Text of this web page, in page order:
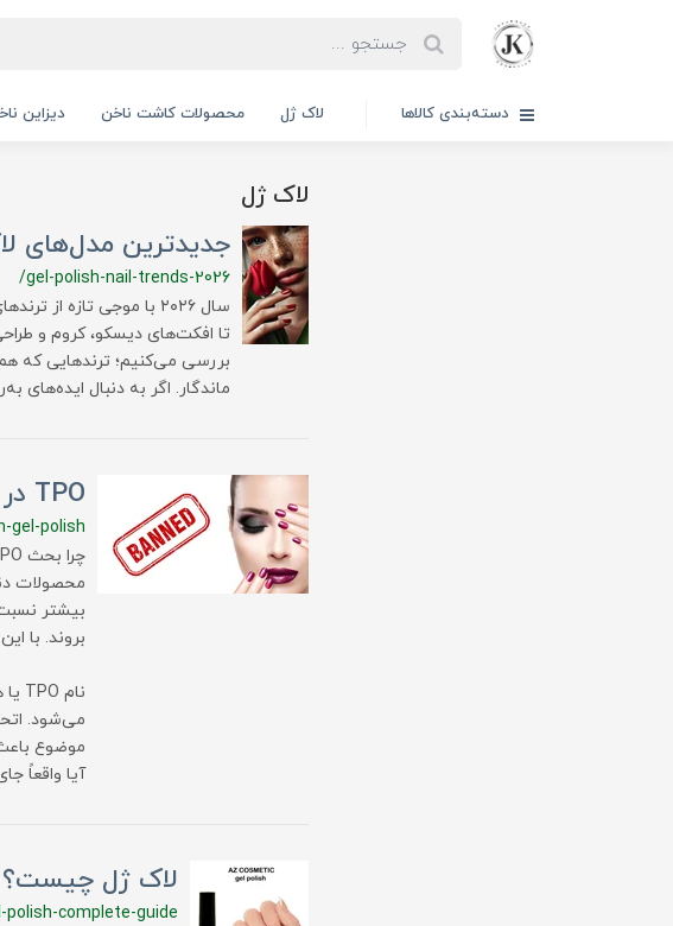
دسته‌بندی کالاها لاک ژل محصولات کاشت ناخن دیزاین
لاک ژل
جدیدترین مدل‌های لاک ژل ۲۰۲۶ | ترندهای پرطرفدار
/gel-polish-nail-trends-2026
سال ۲۰۲۶ با موجی
بررسی می‌کنیم؛ ترندهایی که
ماندگار. اگر به دنبال ایده‌های
TPO در لاک ژل چیست و آیا استفاده از آن خطرناک است؟
gel-polish
محصولات
بیشتر
بروند. با
و
می‌شود.
موضوع
آیا واقعاً
لاک ژل چیست؟
polish-complete-guide